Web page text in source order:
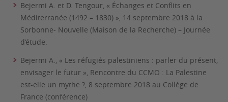
Bejermi A. et D. Tengour, « Échanges et Conflits en
Méditerranée (1492 – 1830) », 14 septembre 2018 à la
Sorbonne- Nouvelle (Maison de la Recherche) – Journée
d’étude.
Bejermi A., « Les réfugiés palestiniens : parler du présent,
envisager le futur », Rencontre du CCMO : La Palestine
est-elle un mythe ?, 8 septembre 2018 au Collège de
France (conférence)